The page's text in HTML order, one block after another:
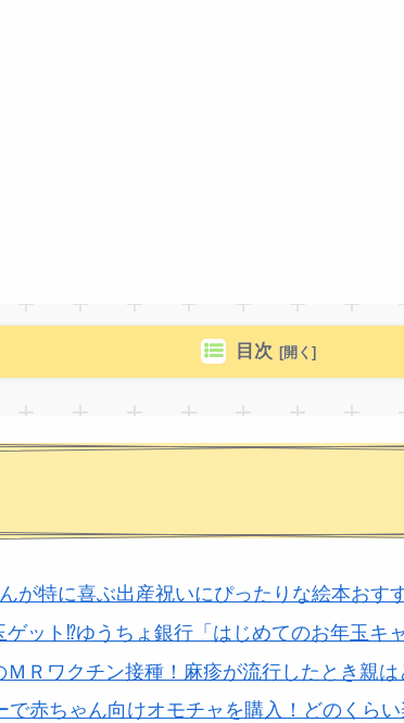
目次
が特に喜ぶ出産祝いにぴったりな絵本おす
ット⁉ゆうちょ銀行「はじめてのお年玉キ
Ｒワクチン接種！麻疹が流行したとき親は
で赤ちゃん向けオモチャを購入！どのくらい